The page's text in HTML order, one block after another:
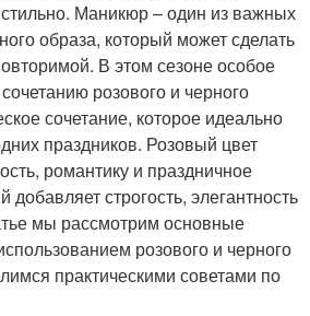
Маникюр – один из важных
образа, который может сделать
В этом сезоне особое
розового и черного
сочетание, которое идеально
праздников. Розовый цвет
романтику и праздничное
строгость, элегантность
мы рассмотрим основные
розового и черного
практическими советами по